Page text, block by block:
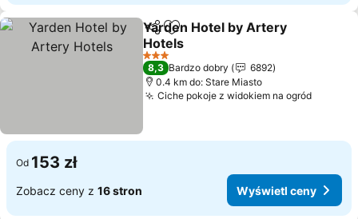
Udostępnij
Dodaj do ulubionych
Yarden Hotel by Artery
Hotels
Wyświetl ceny
3 Kategoria
8,3 Bardzo dobry
6892
0.4 km do: Stare Miasto
Ciche pokoje z widokiem na ogród
Od 153 zł
Zobacz ceny z 16 stron Wyświetl ceny